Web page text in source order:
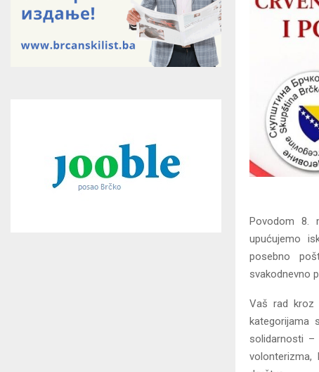
Povodom 8.
upućujemo
posebno
svakodnevno
Vaš rad kroz
kategorijama
solidarnosti –